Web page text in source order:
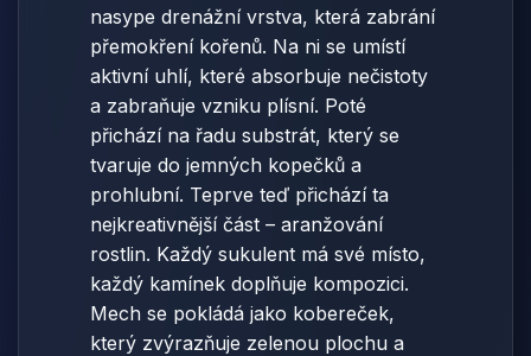
nasype drenážní vrstva, která zabrání
přemokření kořenů. Na ni se umístí
aktivní uhlí, které absorbuje nečistoty
a zabraňuje vzniku plísní. Poté
přichází na řadu substrát, který se
tvaruje do jemných kopečků a
prohlubní. Teprve teď přichází ta
nejkreativnější část – aranžování
rostlin. Každý sukulent má své místo,
každý kamínek doplňuje kompozici.
Mech se pokládá jako kobereček,
který zvýrazňuje zelenou plochu a